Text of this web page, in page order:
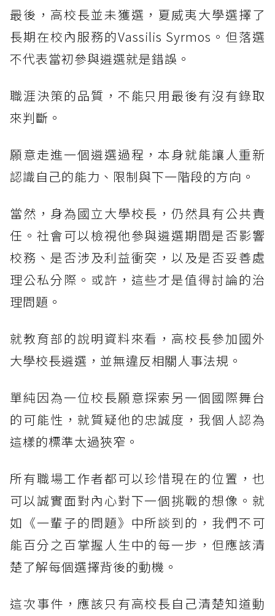
最後，高校長並未獲選，夏威夷大學選擇了
長期在校內服務的Vassilis Syrmos。但落選
不代表當初參與遴選就是錯誤。
職涯決策的品質，不能只用最後有沒有錄取
來判斷。
願意走進一個遴選過程，本身就能讓人重新
認識自己的能力、限制與下一階段的方向。
當然，身為國立大學校長，仍然具有公共責
任。社會可以檢視他參與遴選期間是否影響
校務、是否涉及利益衝突，以及是否妥善處
理公私分際。或許，這些才是值得討論的治
理問題。
就教育部的說明資料來看，高校長參加國外
大學校長遴選，並無違反相關人事法規。
單純因為一位校長願意探索另一個國際舞台
的可能性，就質疑他的忠誠度，我個人認為
這樣的標準太過狹窄。
所有職場工作者都可以珍惜現在的位置，也
可以誠實面對內心對下一個挑戰的想像。就
如《一輩子的問題》中所談到的，我們不可
能百分之百掌握人生中的每一步，但應該清
楚了解每個選擇背後的動機。
這次事件，應該只有高校長自己清楚知道動